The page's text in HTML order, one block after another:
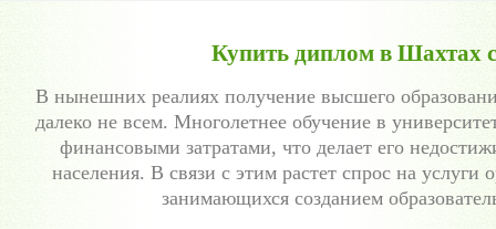
Купить диплом в Шахтах
В нынешних реалиях получение высшего
далеко не всем. Многолетнее обучение в
финансовыми затратами, что делает его
населения. В связи с этим растет спрос на услуги
занимающихся созданием